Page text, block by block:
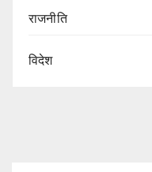
राजनीति
विदेश